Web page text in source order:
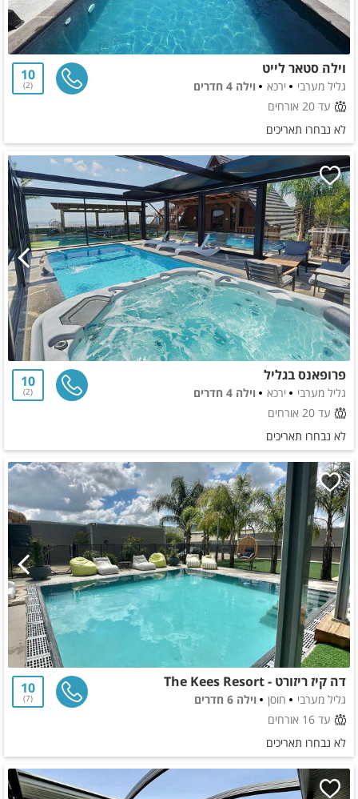
וילה סטאר לייט
גליל מערבי ירכא
וילה 4 חדרים
עד 20 אורחים
10
2
לא נבחרו תאריכים
פרופאנס בגליל
גליל מערבי ירכא
וילה 4 חדרים
עד 20 אורחים
10
2
לא נבחרו תאריכים
דה קיז ריזורט - The Kees Resort
גליל מערבי חוסן
וילה 6 חדרים
עד 16 אורחים
10
7
לא נבחרו תאריכים